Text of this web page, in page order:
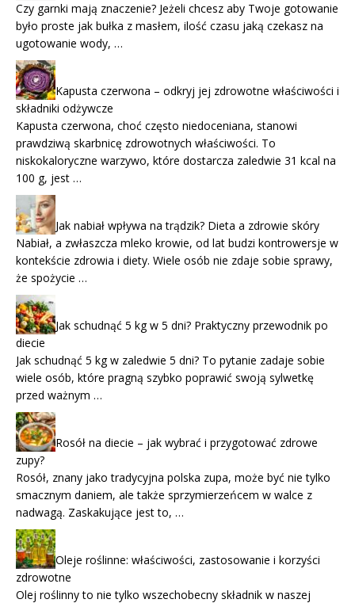
Czy garnki mają znaczenie? Jeżeli chcesz aby Twoje gotowanie
było proste jak bułka z masłem, ilość czasu jaką czekasz na
ugotowanie wody, …
Kapusta czerwona – odkryj jej zdrowotne właściwości i
składniki odżywcze
Kapusta czerwona, choć często niedoceniana, stanowi
prawdziwą skarbnicę zdrowotnych właściwości. To
niskokaloryczne warzywo, które dostarcza zaledwie 31 kcal na
100 g, jest …
Jak nabiał wpływa na trądzik? Dieta a zdrowie skóry
Nabiał, a zwłaszcza mleko krowie, od lat budzi kontrowersje w
kontekście zdrowia i diety. Wiele osób nie zdaje sobie sprawy,
że spożycie …
Jak schudnąć 5 kg w 5 dni? Praktyczny przewodnik po
diecie
Jak schudnąć 5 kg w zaledwie 5 dni? To pytanie zadaje sobie
wiele osób, które pragną szybko poprawić swoją sylwetkę
przed ważnym …
Rosół na diecie – jak wybrać i przygotować zdrowe
zupy?
Rosół, znany jako tradycyjna polska zupa, może być nie tylko
smacznym daniem, ale także sprzymierzeńcem w walce z
nadwagą. Zaskakujące jest to, …
Oleje roślinne: właściwości, zastosowanie i korzyści
zdrowotne
Olej roślinny to nie tylko wszechobecny składnik w naszej